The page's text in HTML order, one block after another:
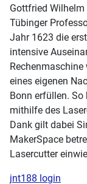
Gottfried
Tübinger
Jahr 1623 die
intensive
eines eigenen
Bonn erfüllen.
mithilfe des
Dank gilt dabei
MakerSpace
Lasercutter
jnt188 login